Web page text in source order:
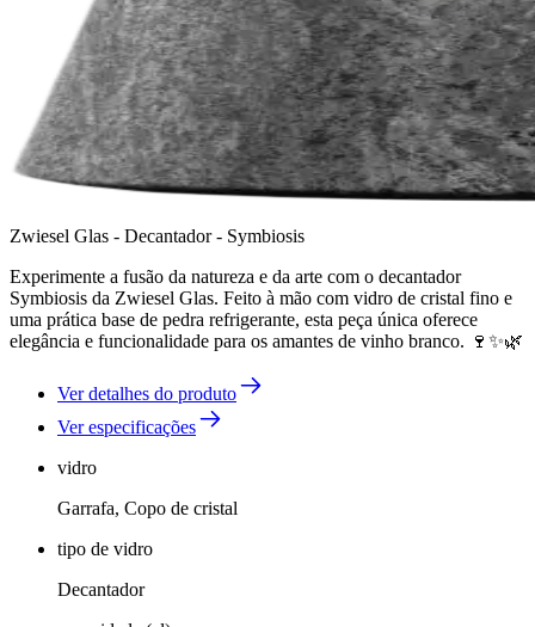
Zwiesel Glas - Decantador - Symbiosis
Experimente a fusão da natureza e da arte com o decantador
Symbiosis da Zwiesel Glas. Feito à mão com vidro de cristal fino e
uma prática base de pedra refrigerante, esta peça única oferece
elegância e funcionalidade para os amantes de vinho branco. 🍷✨🌿
Ver detalhes do produto
Ver especificações
vidro
Garrafa, Copo de cristal
tipo de vidro
Decantador